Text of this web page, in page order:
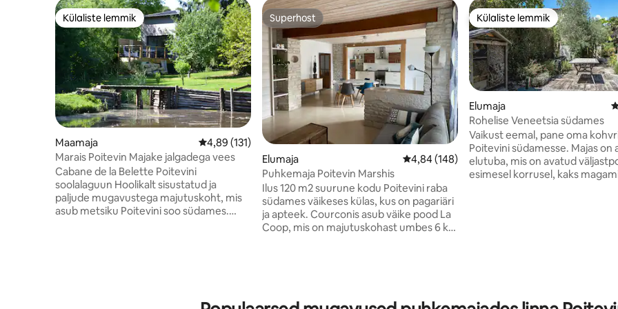
Külaliste lemmik
Külaliste lemmik
Maamaja Keskmine hinnang 4,89/5, 131 hinnangut
4,89 (131)
Marais Poitevin Majake jalgadega vees
Cabane de la Belette Poitevini
soolalaguun Hoolikalt sisustatud ja
paljude mugavustega majutuskoht, mis
asub metsiku Poitevini soo südames.
raamatud / molkky) ja grill Täiskasvanute
Superhost
Superhost
Elumaja Keskmine hinnang 4,84/5, 148 hinnangut
4,84 (148)
Puhkemaja Poitevin Marshis
Ilus 120 m2 suurune kodu Poitevini raba
südames väikeses külas, kus on pagariäri
ja apteek. Courconis asub väike pood La
Coop, mis on majutuskohast umbes 6 km
Île d 'Oleron (1 h 30 min) - Puy du Fou (1 h
Külaliste lemmik
Külaliste lemmik
Elumaja
Rohelise Veneetsia südames
Vaikust eemal, pane oma
Poitevini südamesse. Majas on avar
elutuba, mis on avatud
esimesel korrusel, kaks